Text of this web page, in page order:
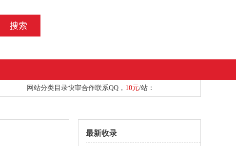
搜索
网站分类目录快审合作联系QQ， 10元/站：
最新收录